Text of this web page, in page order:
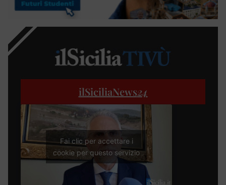
ilSiciliaNews24
Fai clic per accettare i
cookie per questo servizio